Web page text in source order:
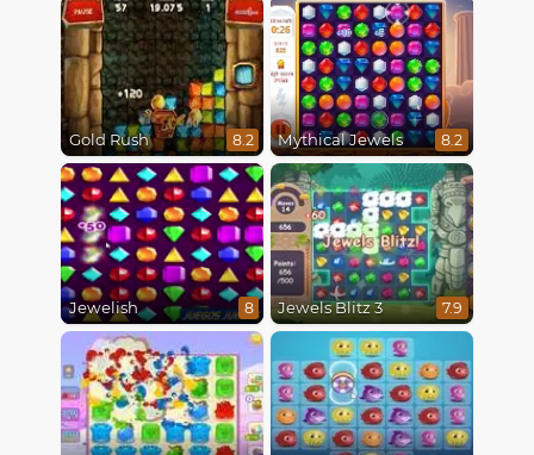
Gold Rush 8.2 Mythical Jewels 8.2
Jewelish 8 Jewels Blitz 3 7.9